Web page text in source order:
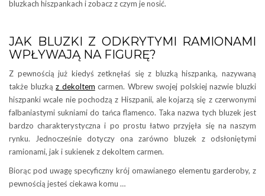
bluzkach hiszpankach i zobacz z czym je nosić.
JAK BLUZKI Z ODKRYTYMI RAMIONAMI
WPŁYWAJĄ NA FIGURĘ?
Z pewnością już kiedyś zetknęłaś się z bluzką hiszpanką, nazywaną
także bluzkąz dekoltem carmen. Wbrew swojej polskiej nazwie bluzki
hiszpanki wcale nie pochodzą z Hiszpanii, ale kojarzą się z czerwonymi
falbaniastymi sukniami do tańca flamenco. Taka nazwa tych bluzek jest
bardzo charakterystyczna i po prostu łatwo przyjęła się na naszym
rynku. Jednocześnie dotyczy ona zarówno bluzek z odsłoniętymi
ramionami, jak i sukienek z dekoltem carmen.
Biorąc pod uwagę specyficzny krój omawianego elementu garderoby, z
pewnością jesteś ciekawa komu …